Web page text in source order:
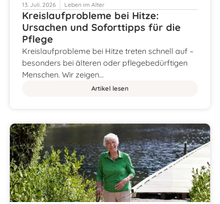
13. Juli. 2026 Leben im Alter
Kreislaufprobleme bei Hitze:
Ursachen und Soforttipps für die
Pflege
Kreislaufprobleme bei Hitze treten schnell auf –
besonders bei älteren oder pflegebedürftigen
Menschen. Wir zeigen…
Artikel lesen